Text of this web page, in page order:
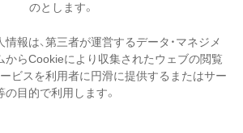
のとします。
報は、第三者が運営するデータ・マネジメ
からCookieにより収集されたウェブの閲覧
ビスを利用者に円滑に提供するまたはサー
目的で利用します。